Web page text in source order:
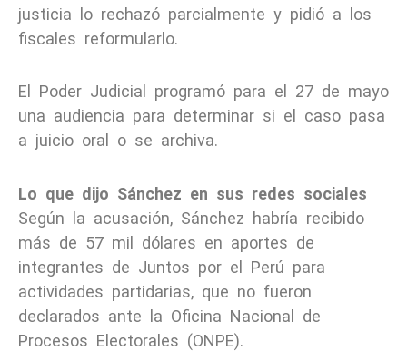
justicia lo rechazó parcialmente y pidió a los
fiscales reformularlo.
El Poder Judicial programó para el 27 de mayo
una audiencia para determinar si el caso pasa
a juicio oral o se archiva.
Lo que dijo Sánchez en sus redes sociales
Según la acusación, Sánchez habría recibido
más de 57 mil dólares en aportes de
integrantes de Juntos por el Perú para
actividades partidarias, que no fueron
declarados ante la Oficina Nacional de
Procesos Electorales (ONPE).